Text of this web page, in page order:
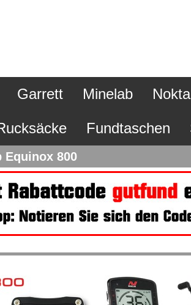
Garrett Minelab Nokta
Fundtaschen
Equinox 800